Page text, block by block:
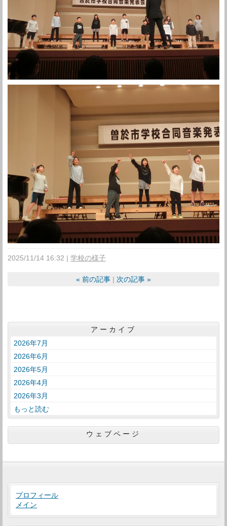
2025/11/14 16:32 学校の様子
« 前の記事 次の記事 »
アーカイブ
2026年7月
2026年6月
2026年5月
2026年4月
2026年3月
もっと読む
ウェブページ
プロフィール
メイン